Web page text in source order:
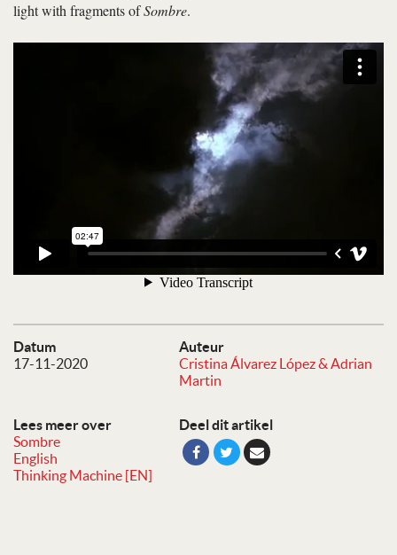
Datum
17-11-2020
Auteur
Cristina Álvarez López & Adrian
Martin
Lees meer over
Sombre
English
Thinking Machine [EN]
Deel dit artikel
light with fragments ofSombre.